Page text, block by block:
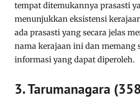
tempat ditemukannya prasasti
menunjukkan eksistensi
ada prasasti yang secara jelas
nama kerajaan ini dan memang
informasi yang dapat diperoleh.
3. Tarumanagara